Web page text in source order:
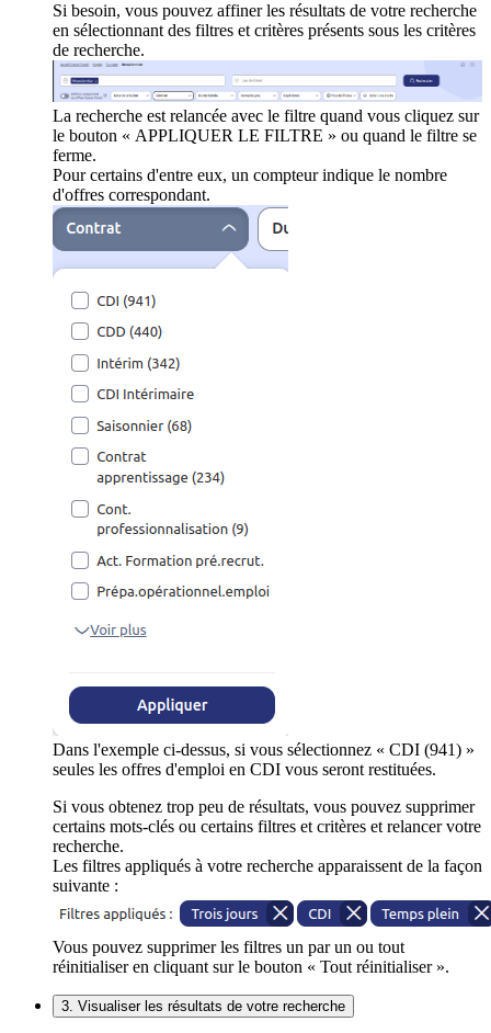
Si besoin, vous pouvez affiner les résultats de votre recherche
en sélectionnant des filtres et critères présents sous les critères
de recherche.
La recherche est relancée avec le filtre quand vous cliquez sur
le bouton « APPLIQUER LE FILTRE » ou quand le filtre se
ferme.
Pour certains d'entre eux, un compteur indique le nombre
d'offres correspondant.
Dans l'exemple ci-dessus, si vous sélectionnez « CDI (941) »
seules les offres d'emploi en CDI vous seront restituées.
Si vous obtenez trop peu de résultats, vous pouvez supprimer
certains mots-clés ou certains filtres et critères et relancer votre
recherche.
Les filtres appliqués à votre recherche apparaissent de la façon
suivante :
Vous pouvez supprimer les filtres un par un ou tout
réinitialiser en cliquant sur le bouton « Tout réinitialiser ».
3. Visualiser les résultats de votre recherche